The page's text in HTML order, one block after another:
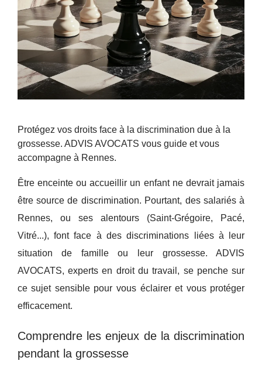
Protégez vos droits face à la discrimination due à la
grossesse. ADVIS AVOCATS vous guide et vous
accompagne à Rennes.
Être enceinte ou accueillir un enfant ne devrait jamais
être source de discrimination. Pourtant, des salariés à
Rennes, ou ses alentours (Saint-Grégoire, Pacé,
Vitré...), font face à des discriminations liées à leur
situation de famille ou leur grossesse. ADVIS
AVOCATS, experts en droit du travail, se penche sur
ce sujet sensible pour vous éclairer et vous protéger
efficacement.
Comprendre les enjeux de la discrimination
pendant la grossesse